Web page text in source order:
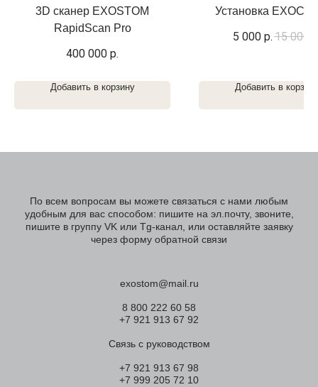
3D сканер EXOSTOM
RapidScan Pro
400 000 р.
Добавить в корзину
Установка
5 000 р. 15 000
Добавить в
По всем вопросам вы можете связаться с нами любым
удобным для вас способом: пишите на эл.почту, звоните,
пишите в группу VK или Tg-канал, или оставляйте заявку
через форму обратной связи
exostom@mail.ru
8 800 222 60 58
+7 921 913 67 92
Связь с руководством
+7 921 913 67 98
+7 999 205 72 10